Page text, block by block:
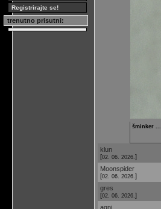
Registrirajte se!
trenutno prisutni:
šminker ...
klun
[02. 06. 2026. ]
Moonspider
[02. 06. 2026. ]
gres
[02. 06. 2026. ]
agni